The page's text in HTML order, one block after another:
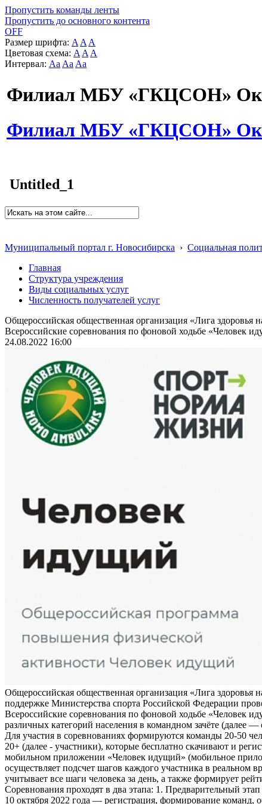
Пропустить команды ленты
Пропустить до основного контента
OFF
Размер шрифта: A A A
Цветовая схема: A A A
Интервал: Aa Aa Aa
Филиал МБУ «ГКЦСОН»
Филиал МБУ «ГКЦСОН»
Untitled_1
Муниципальный портал г. Новосибирска › Социальная
Главная
Структура учреждения
Виды социальных услуг
Численность получателей услуг
Общероссийская общественная организация «Лига
Всероссийские соревнования по фоновой ходьбе «Человек
24.08.2022 16:00
Общероссийская общественная организация «Лига здоровья
поддержке Министерства спорта Российской Федерации
Всероссийские соревнования по фоновой ходьбе «Человек
различных категорий населения в командном зачёте (далее —
Для участия в соревнованиях формируются команды 20-50
20+ (далее - участники), которые бесплатно скачивают и
мобильном приложении «Человек идущий» (мобильное
осуществляет подсчет шагов каждого участника в реальном
учитывает все шаги человека за день, а также формирует
Соревнования проходят в два этапа: 1. Предварительный этап
10 октября 2022 года — регистрация, формирование команд,